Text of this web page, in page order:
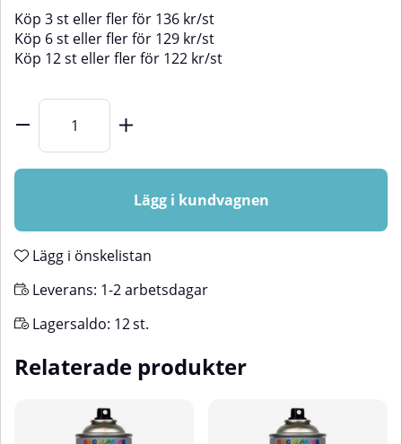
Köp 3 st eller fler för 136 kr/st
Köp 6 st eller fler för 129 kr/st
Köp 12 st eller fler för 122 kr/st
Lägg i kundvagnen
Lägg i önskelistan
Leverans: 1-2 arbetsdagar
Lagersaldo: 12st.
Relaterade produkter